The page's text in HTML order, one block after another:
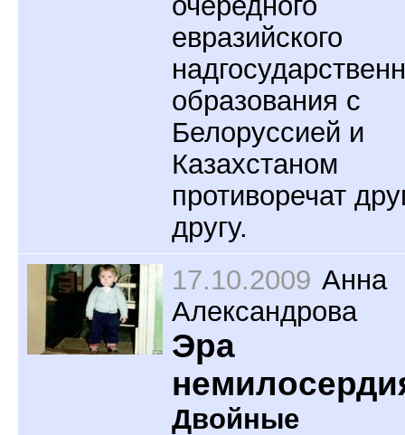
евразийского
образования с
Белоруссией и
Казахстаном
противоречат
другу.
17.10.2009 Анна
Александрова
Эра
Двойные